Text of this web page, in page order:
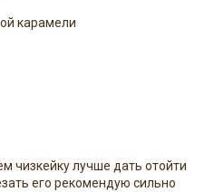
карамели
чизкейку лучше дать отойти
его рекомендую сильно